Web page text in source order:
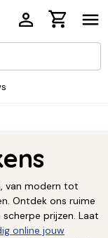
van modern tot
Ontdek ons ruime
prijzen. Laat
online jouw